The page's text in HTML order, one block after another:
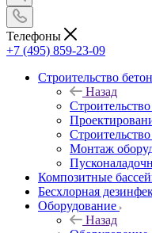
Телефоны
+7 (495) 859-23-09
Строительство
Назад
Монтаж
Композитные
Бесхлорная
Оборудование
Назад